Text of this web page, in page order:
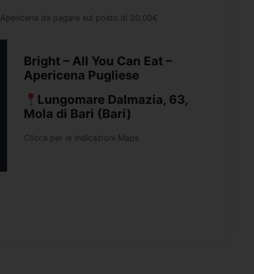
Apericena da pagare sul posto di 20,00€
Bright – All You Can Eat –
Apericena Pugliese
Lungomare Dalmazia, 63,
Mola di Bari (Bari)
Clicca per le indicazioni Maps